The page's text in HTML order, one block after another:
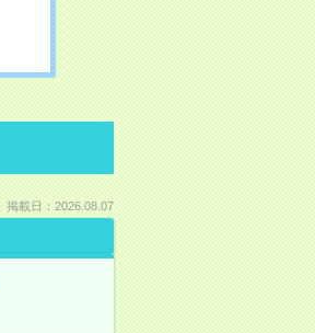
掲載日：2026.08.07